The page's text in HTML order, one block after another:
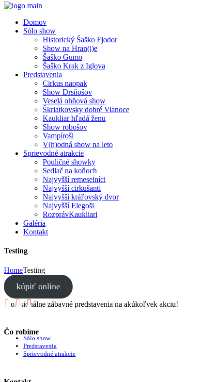
Domov
Sólo show
Historický Šaško Fjodor
Show na Hran(i)e
Šaško Gumo
Šaško Krak z Iglova
Predstavenia
Cirkus naopak
Show Drsňošov
Veselá ohňová show
Škriatkovsky dobré Vianoce
Kaukliar hľadá ženu
Show robošov
Vampíroši
V(h)odná show na leto
Sprievodné atrakcie
Pouličné showky
Sedlač na koňoch
Najvyšší remeselníci
Najvyšší cirkušanti
Najvyšší kráľovský dvor
Najvyšší Elegoši
RozprávKaukliari
Galéria
Kontakt
Testing
HomeTesting
kúpiť online
Profesionálne zábavné predstavenia na akúkoľvek akciu!
Čo robíme
Sólo show
Predstavenia
Sprievodné atrakcie